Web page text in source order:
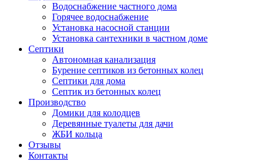
Водоснабжение частного дома
Горячее водоснабжение
Установка насосной станции
Установка сантехники в частном доме
Септики
Автономная канализация
Бурение септиков из бетонных колец
Септики для дома
Септик из бетонных колец
Производство
Домики для колодцев
Деревянные туалеты для дачи
ЖБИ кольца
Отзывы
Контакты